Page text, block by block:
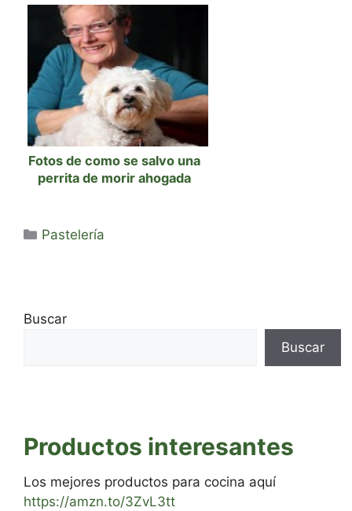
Fotos de como se salvo una
perrita de morir ahogada
Categorías
Pastelería
Buscar
Buscar
Productos interesantes
Los mejores productos para cocina aquí
https://amzn.to/3ZvL3tt